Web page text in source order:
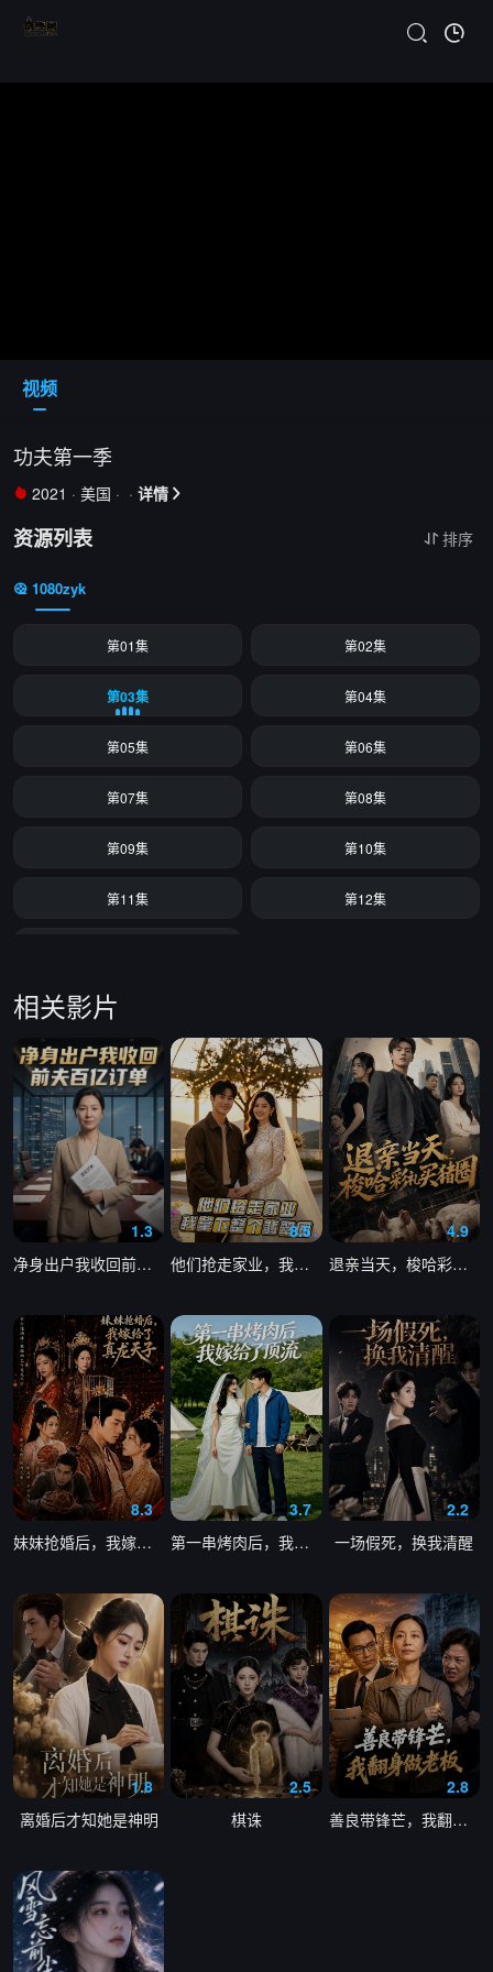
视频
功夫第一季
 2021 · 美国 · · 详情 
资源列表  排序
1080zyk
第01集 第02集
第03集 第04集
第05集 第06集
第07集 第08集
第09集 第10集
第11集 第12集
相关影片
1.3
净身出户我收回前夫百亿订单
8.5
他们抢走家业，我拿下整个翡翠圈
4.9
退亲当天，梭哈彩礼买猪圈
8.3
妹妹抢婚后，我嫁给了真龙天子
3.7
第一串烤肉后，我嫁给了顶流
2.2
一场假死，换我清醒
1.8
离婚后才知她是神明
2.5
棋诛
2.8
善良带锋芒，我翻身做老板